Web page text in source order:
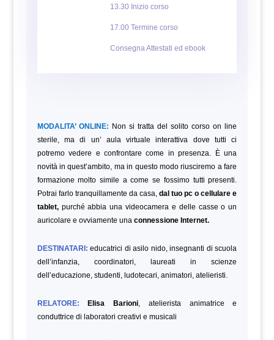
13.30 Inizio corso
17.00 Termine corso
Consegna Attestati ed ebook
MODALITA’ ONLINE: Non si tratta del solito corso on line
sterile, ma di un’ aula virtuale interattiva dove tutti ci
potremo vedere e confrontare come in presenza. È una
novità in quest’ambito, ma in questo modo riusciremo a fare
formazione molto simile a come se fossimo tutti presenti.
Potrai farlo tranquillamente da casa, dal tuo pc o cellulare e
tablet,purché abbia una videocamera e delle casse o un
auricolare e ovviamente una connessione Internet.
DESTINATARI: educatrici di asilo nido, insegnanti di scuola
dell’infanzia, coordinatori, laureati in scienze
dell’educazione, studenti, ludotecari, animatori, atelieristi.
RELATORE: Elisa Barioni, atelierista animatrice e
conduttrice di laboratori creativi e musicali